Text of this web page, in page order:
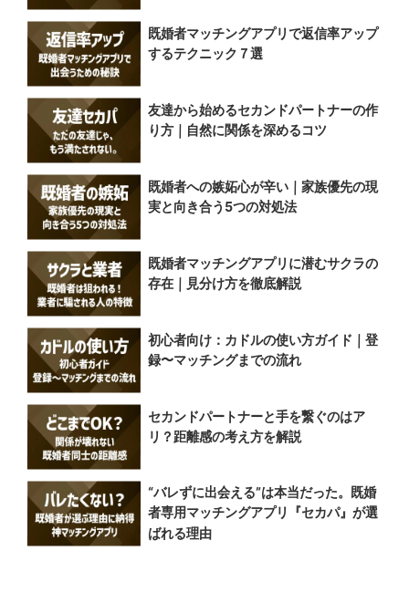
既婚者マッチングアプリで返信率アップ
するテクニック７選
友達から始めるセカンドパートナーの作
り方｜自然に関係を深めるコツ
既婚者への嫉妬心が辛い｜家族優先の現
実と向き合う5つの対処法
既婚者マッチングアプリに潜むサクラの
存在｜見分け方を徹底解説
初心者向け：カドルの使い方ガイド｜登
録〜マッチングまでの流れ
セカンドパートナーと手を繋ぐのはア
リ？距離感の考え方を解説
“バレずに出会える”は本当だった。既婚
者専用マッチングアプリ『セカパ』が選
ばれる理由